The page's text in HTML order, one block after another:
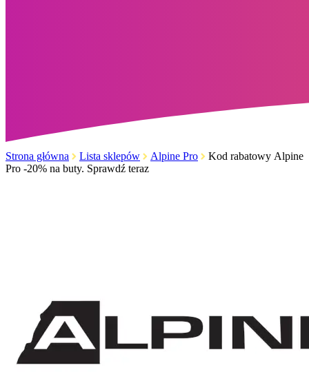
Strona główna Lista sklepów Alpine Pro
Kod rabatowy Alpine
Pro -20% na buty. Sprawdź teraz